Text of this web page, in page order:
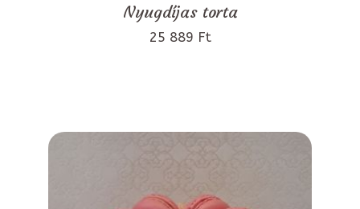
Nyugdíjas torta
25 889 Ft